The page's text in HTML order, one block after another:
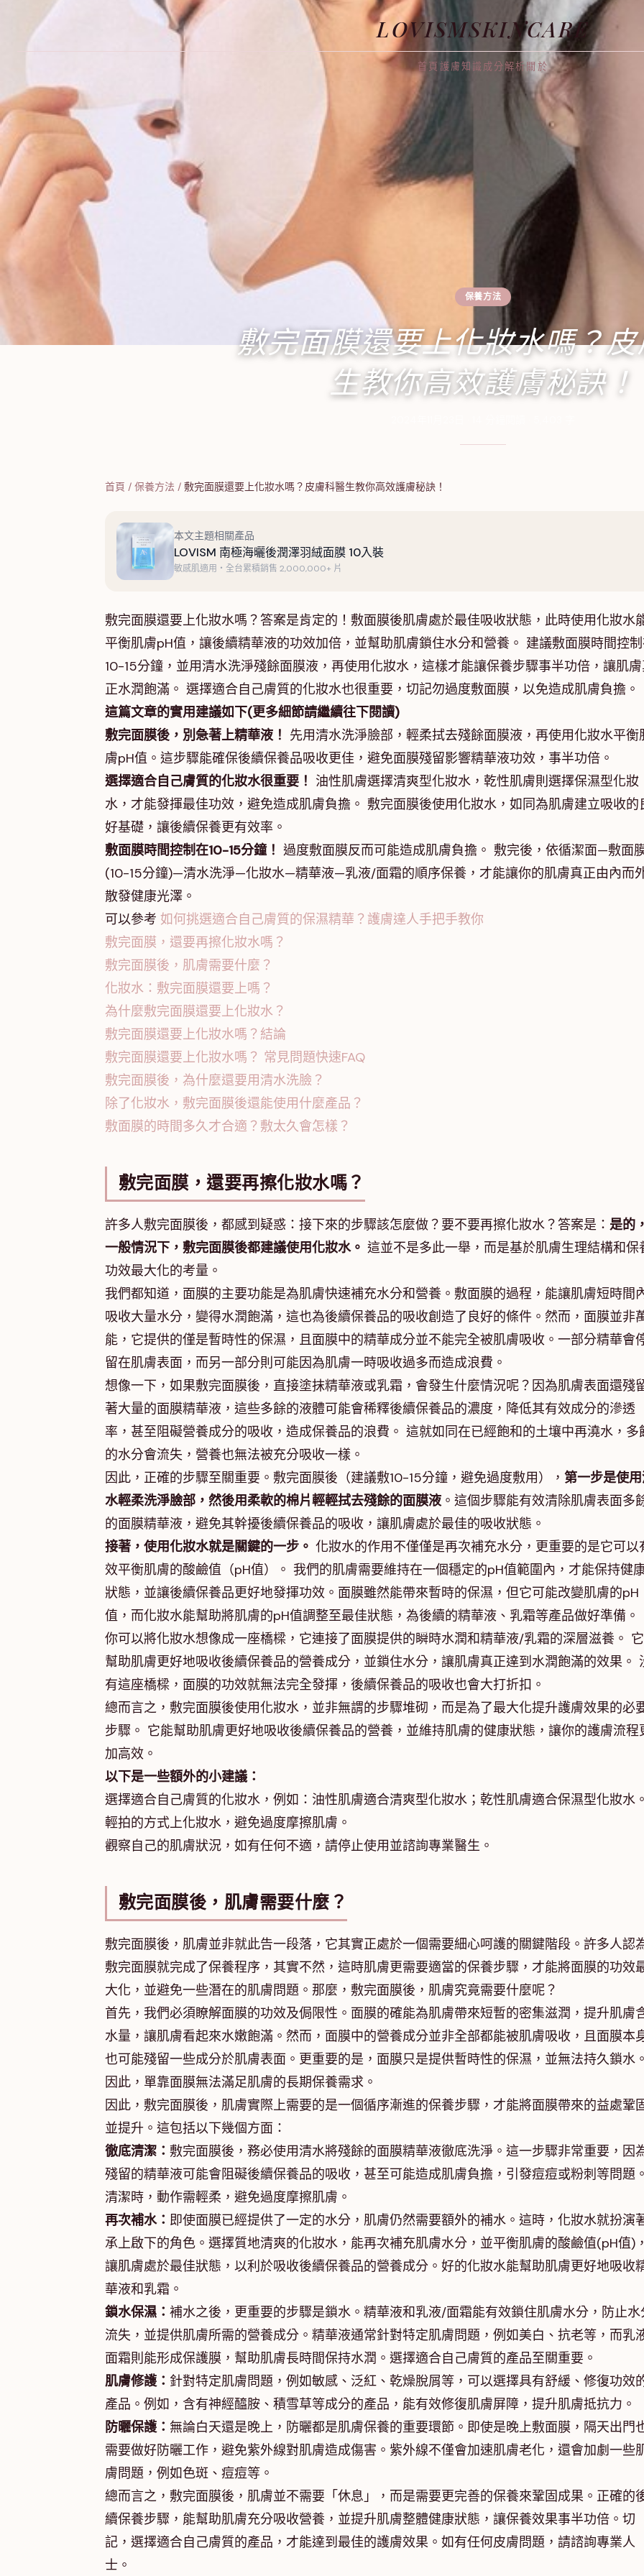
LOVISMSKINCARE
首頁 護膚知識成分解析 關於
保養方法
敷完面膜還要上化妝水嗎？
生教你高效護膚秘訣！
首頁 / 保養方法 / 敷完面膜還要上化妝水嗎？皮膚科醫生教你高效護膚秘訣！
本文主題相關產品
LOVISM 南極海曬後潤澤羽絨面膜 10入裝
敏感肌適用・全台累積銷售 2,000,000+ 片
敷完面膜還要上化妝水嗎？答案是肯定的！敷面膜後肌膚處於最佳吸收狀態，此時使用化妝水
平衡肌膚pH值，讓後續精華液的功效加倍，並幫助肌膚鎖住水分和營養。 建議敷面膜時間控
10-15分鐘，並用清水洗淨殘餘面膜液，再使用化妝水，這樣才能讓保養步驟事半功倍，讓肌
正水潤飽滿。 選擇適合自己膚質的化妝水也很重要，切記勿過度敷面膜，以免造成肌膚負擔。
這篇文章的實用建議如下(更多細節請繼續往下閱讀)
敷完面膜後，別急著上精華液！ 先用清水洗淨臉部，輕柔拭去殘餘面膜液，再使用化妝水平衡
膚pH值。這步驟能確保後續保養品吸收更佳，避免面膜殘留影響精華液功效，事半功倍。
選擇適合自己膚質的化妝水很重要！ 油性肌膚選擇清爽型化妝水，乾性肌膚則選擇保濕型化妝
水，才能發揮最佳功效，避免造成肌膚負擔。 敷完面膜後使用化妝水，如同為肌膚建立吸收的
好基礎，讓後續保養更有效率。
敷面膜時間控制在10-15分鐘！ 過度敷面膜反而可能造成肌膚負擔。 敷完後，依循潔面—敷面
(10-15分鐘)—清水洗淨—化妝水—精華液—乳液/面霜的順序保養，才能讓你的肌膚真正由內而
散發健康光澤。
可以參考 如何挑選適合自己膚質的保濕精華？護膚達人手把手教你
敷完面膜，還要再擦化妝水嗎？
敷完面膜後，肌膚需要什麼？
化妝水：敷完面膜還要上嗎？
為什麼敷完面膜還要上化妝水？
敷完面膜還要上化妝水嗎？結論
敷完面膜還要上化妝水嗎？ 常見問題快速FAQ
敷完面膜後，為什麼還要用清水洗臉？
除了化妝水，敷完面膜後還能使用什麼產品？
敷面膜的時間多久才合適？敷太久會怎樣？
敷完面膜，還要再擦化妝水嗎？
許多人敷完面膜後，都感到疑惑：接下來的步驟該怎麼做？要不要再擦化妝水？答案是： 是的
一般情況下，敷完面膜後都建議使用化妝水。 這並不是多此一舉，而是基於肌膚生理結構和保
功效最大化的考量。
我們都知道，面膜的主要功能是為肌膚快速補充水分和營養。敷面膜的過程，能讓肌膚短時間
吸收大量水分，變得水潤飽滿，這也為後續保養品的吸收創造了良好的條件。然而，面膜並非
能，它提供的僅是暫時性的保濕，且面膜中的精華成分並不能完全被肌膚吸收。一部分精華會
留在肌膚表面，而另一部分則可能因為肌膚一時吸收過多而造成浪費。
想像一下，如果敷完面膜後，直接塗抹精華液或乳霜，會發生什麼情況呢？因為肌膚表面還殘
著大量的面膜精華液，這些多餘的液體可能會稀釋後續保養品的濃度，降低其有效成分的滲透
率，甚至阻礙營養成分的吸收，造成保養品的浪費。 這就如同在已經飽和的土壤中再澆水，多
的水分會流失，營養也無法被充分吸收一樣。
因此，正確的步驟至關重要。敷完面膜後（建議敷10-15分鐘，避免過度敷用）， 第一步是使
水輕柔洗淨臉部，然後用柔軟的棉片輕輕拭去殘餘的面膜液。這個步驟能有效清除肌膚表面多
的面膜精華液，避免其幹擾後續保養品的吸收，讓肌膚處於最佳的吸收狀態。
接著，使用化妝水就是關鍵的一步。 化妝水的作用不僅僅是再次補充水分，更重要的是它可以
效平衡肌膚的酸鹼值（pH值）。 我們的肌膚需要維持在一個穩定的pH值範圍內，才能保持健
狀態，並讓後續保養品更好地發揮功效。面膜雖然能帶來暫時的保濕，但它可能改變肌膚的pH
值，而化妝水能幫助將肌膚的pH值調整至最佳狀態，為後續的精華液、乳霜等產品做好準備。
你可以將化妝水想像成一座橋樑，它連接了面膜提供的瞬時水潤和精華液/乳霜的深層滋養。
幫助肌膚更好地吸收後續保養品的營養成分，並鎖住水分，讓肌膚真正達到水潤飽滿的效果。
有這座橋樑，面膜的功效就無法完全發揮，後續保養品的吸收也會大打折扣。
總而言之，敷完面膜後使用化妝水，並非無謂的步驟堆砌，而是為了最大化提升護膚效果的必
步驟。 它能幫助肌膚更好地吸收後續保養品的營養，並維持肌膚的健康狀態，讓你的護膚流程
加高效。
以下是一些額外的小建議：
選擇適合自己膚質的化妝水，例如：油性肌膚適合清爽型化妝水；乾性肌膚適合保濕型化妝水
輕拍的方式上化妝水，避免過度摩擦肌膚。
觀察自己的肌膚狀況，如有任何不適，請停止使用並諮詢專業醫生。
敷完面膜後，肌膚需要什麼？
敷完面膜後，肌膚並非就此告一段落，它其實正處於一個需要細心呵護的關鍵階段。許多人認
敷完面膜就完成了保養程序，其實不然，這時肌膚更需要適當的保養步驟，才能將面膜的功效
大化，並避免一些潛在的肌膚問題。那麼，敷完面膜後，肌膚究竟需要什麼呢？
首先，我們必須瞭解面膜的功效及侷限性。面膜的確能為肌膚帶來短暫的密集滋潤，提升肌膚
水量，讓肌膚看起來水嫩飽滿。然而，面膜中的營養成分並非全部都能被肌膚吸收，且面膜本
也可能殘留一些成分於肌膚表面。更重要的是，面膜只是提供暫時性的保濕，並無法持久鎖水
因此，單靠面膜無法滿足肌膚的長期保養需求。
因此，敷完面膜後，肌膚實際上需要的是一個循序漸進的保養步驟，才能將面膜帶來的益處鞏
並提升。這包括以下幾個方面：
徹底清潔： 敷完面膜後，務必使用清水將殘餘的面膜精華液徹底洗淨。這一步驟非常重要，因
殘留的精華液可能會阻礙後續保養品的吸收，甚至可能造成肌膚負擔，引發痘痘或粉刺等問題
清潔時，動作需輕柔，避免過度摩擦肌膚。
再次補水： 即使面膜已經提供了一定的水分，肌膚仍然需要額外的補水。這時，化妝水就扮演
承上啟下的角色。選擇質地清爽的化妝水，能再次補充肌膚水分，並平衡肌膚的酸鹼值(pH值)
讓肌膚處於最佳狀態，以利於吸收後續保養品的營養成分。好的化妝水能幫助肌膚更好地吸收
華液和乳霜。
鎖水保濕： 補水之後，更重要的步驟是鎖水。精華液和乳液/面霜能有效鎖住肌膚水分，防止水
流失，並提供肌膚所需的營養成分。精華液通常針對特定肌膚問題，例如美白、抗老等，而乳
面霜則能形成保護膜，幫助肌膚長時間保持水潤。選擇適合自己膚質的產品至關重要。
肌膚修護： 針對特定肌膚問題，例如敏感、泛紅、乾燥脫屑等，可以選擇具有舒緩、修復功效
產品。例如，含有神經醯胺、積雪草等成分的產品，能有效修復肌膚屏障，提升肌膚抵抗力。
防曬保護： 無論白天還是晚上，防曬都是肌膚保養的重要環節。即使是晚上敷面膜，隔天出門
需要做好防曬工作，避免紫外線對肌膚造成傷害。紫外線不僅會加速肌膚老化，還會加劇一些
膚問題，例如色斑、痘痘等。
總而言之，敷完面膜後，肌膚並不需要「休息」，而是需要更完善的保養來鞏固成果。正確的
續保養步驟，能幫助肌膚充分吸收營養，並提升肌膚整體健康狀態，讓保養效果事半功倍。切
記，選擇適合自己膚質的產品，才能達到最佳的護膚效果。如有任何皮膚問題，請諮詢專業人
士。